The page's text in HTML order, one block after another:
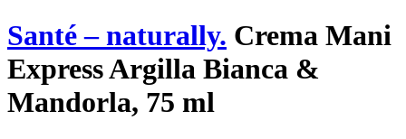
Santé – naturally. Crema Mani
Express Argilla Bianca &
Mandorla, 75 ml